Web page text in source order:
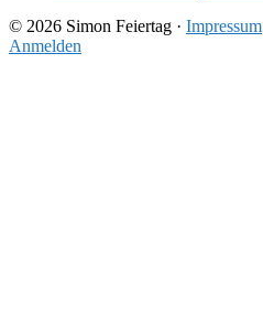
© 2026 Simon Feiertag · Impressum
Anmelden